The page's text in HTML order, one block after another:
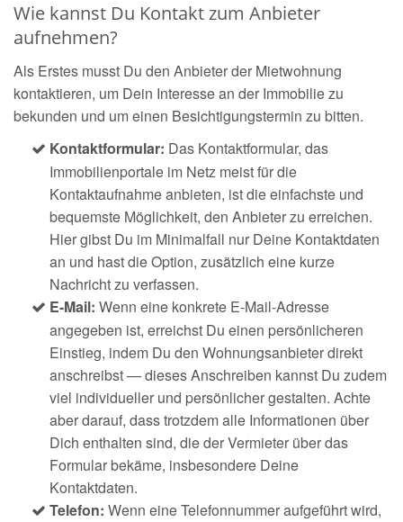
Wie kannst Du Kontakt zum Anbieter
aufnehmen?
Als Erstes musst Du den Anbieter der Mietwohnung
kontaktieren, um Dein Interesse an der Immobilie zu
bekunden und um einen Besichtigungstermin zu bitten.
Kontaktformular: Das Kontaktformular, das
Immobilienportale im Netz meist für die
Kontaktaufnahme anbieten, ist die einfachste und
bequemste Möglichkeit, den Anbieter zu erreichen.
Hier gibst Du im Minimalfall nur Deine Kontaktdaten
an und hast die Option, zusätzlich eine kurze
Nachricht zu verfassen.
E-Mail: Wenn eine konkrete E-Mail-Adresse
angegeben ist, erreichst Du einen persönlicheren
Einstieg, indem Du den Wohnungsanbieter direkt
anschreibst — dieses Anschreiben kannst Du zudem
viel individueller und persönlicher gestalten. Achte
aber darauf, dass trotzdem alle Informationen über
Dich enthalten sind, die der Vermieter über das
Formular bekäme, insbesondere Deine
Kontaktdaten.
Telefon: Wenn eine Telefonnummer aufgeführt wird,